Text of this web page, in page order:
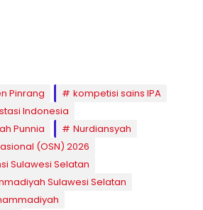
Pinrang
kompetisi sains IPA
Indonesia
Punnia
Nurdiansyah
(OSN) 2026
Sulawesi Selatan
Sulawesi Selatan